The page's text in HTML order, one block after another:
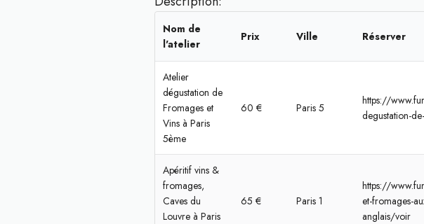
Nom de
l'atelier
Prix Ville Réserver
Atelier
dégustation de
Fromages et
Vins à Paris
5ème
60 € Paris 5
https://
degustation-
Apéritif vins &
fromages,
Caves du
Louvre à Paris
65 € Paris 1
https://
et-fromages-
anglais/voir